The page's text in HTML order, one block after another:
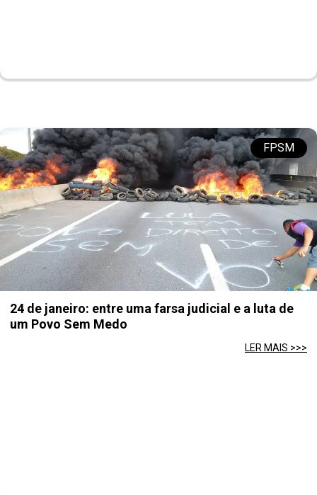
FPSM
24 de janeiro: entre uma farsa judicial e a luta de
um Povo Sem Medo
LER MAIS >>>